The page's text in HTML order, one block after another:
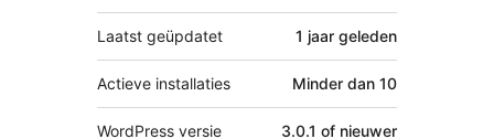
Laatst geüpdatet 1 jaar geleden
Actieve installaties Minder dan 10
WordPress versie 3.0.1 of nieuwer